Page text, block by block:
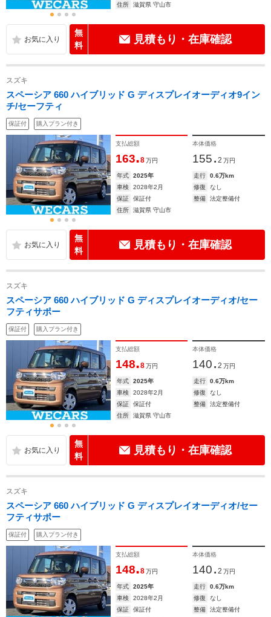
住所
滋賀県 守山市
無
料
見積もり・在庫確認
スズキ
スペーシア 660 ハイブリッド G ディスプレイオーディオ9イン
チ/セーフティ
保証付 購入プラン付き
支払総額
163.8 万円
本体価格
155. 2 万円
年式 2025年 走行
0.6万km
車検
2028年2月 修復
なし
保証
保証付 整備
法定整備付
住所
滋賀県 守山市
無
料
見積もり・在庫確認
スズキ
スペーシア 660 ハイブリッド G ディスプレイオーディオ/セー
フティサポー
保証付 購入プラン付き
支払総額
148.8 万円
本体価格
140. 2 万円
年式 2025年 走行
0.6万km
車検
2028年2月 修復
なし
保証
保証付 整備
法定整備付
住所
滋賀県 守山市
無
料
見積もり・在庫確認
スズキ
スペーシア 660 ハイブリッド G ディスプレイオーディオ/セー
フティサポー
保証付 購入プラン付き
支払総額
148.8 万円
本体価格
140. 2 万円
年式 2025年 走行
0.6万km
車検
2028年2月 修復
なし
保証
保証付 整備
法定整備付